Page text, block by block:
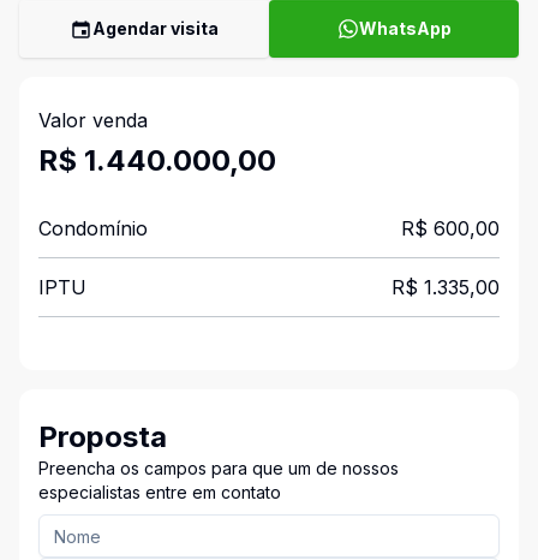
Agendar visita WhatsApp
Valor venda
R$ 1.440.000,00
Condomínio R$ 600,00
IPTU R$ 1.335,00
Proposta
Preencha os campos para que um de nossos
especialistas entre em contato